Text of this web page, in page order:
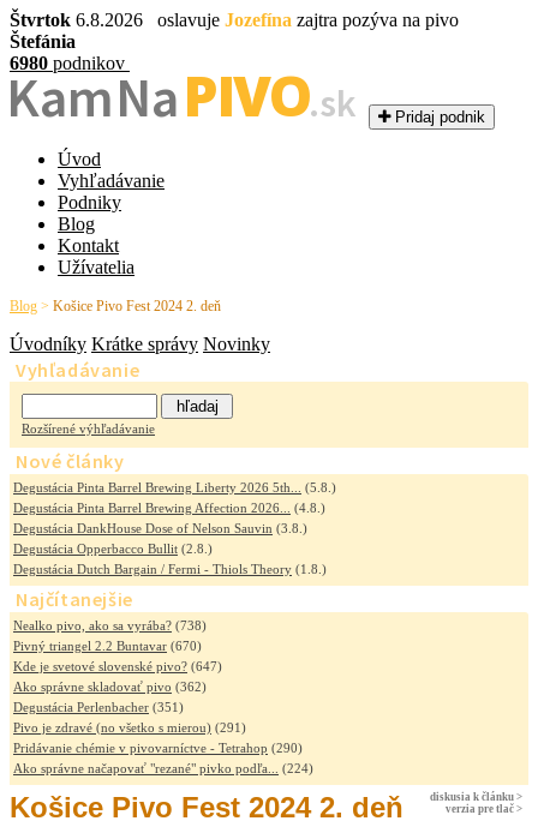
Štvrtok 6.8.2026 oslavuje Jozefína zajtra pozýva na pivo
Štefánia
6980 podnikov
Kam NaPIVO.sk Pridaj podnik
Úvod
Vyhľadávanie
Podniky
Blog
Kontakt
Užívatelia
Blog > Košice Pivo Fest 2024 2. deň
Úvodníky Krátke správy Novinky
Vyhľadávanie
Rozšírené výhľadávanie
Nové články
Degustácia Pinta Barrel Brewing Liberty 2026 5th...
(5.8.)
Degustácia Pinta Barrel Brewing Affection 2026...
(4.8.)
Degustácia DankHouse Dose of Nelson Sauvin (3.8.)
Degustácia Opperbacco Bullit (2.8.)
Degustácia Dutch Bargain / Fermi - Thiols Theory (1.8.)
Najčítanejšie
Nealko pivo, ako sa vyrába? (738)
Pivný triangel 2.2 Buntavar (670)
Kde je svetové slovenské pivo? (647)
Ako správne skladovať pivo (362)
Degustácia Perlenbacher (351)
Pivo je zdravé (no všetko s mierou) (291)
Pridávanie chémie v pivovarníctve - Tetrahop (290)
Ako správne načapovať "rezané" pivko podľa...
(224)
diskusia k článku >
verzia pre tlač >
Košice Pivo Fest 2024 2. deň